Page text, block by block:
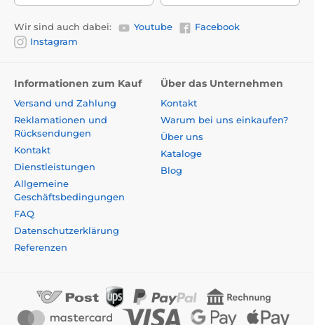
Wir sind auch dabei: Youtube
Facebook
Instagram
Informationen zum Kauf
Versand und Zahlung
Reklamationen und
Rücksendungen
Kontakt
Dienstleistungen
Allgemeine
Geschäftsbedingungen
FAQ
Datenschutzerklärung
Referenzen
Über das Unternehmen
Kontakt
Warum bei uns einkaufen?
Über uns
Kataloge
Blog